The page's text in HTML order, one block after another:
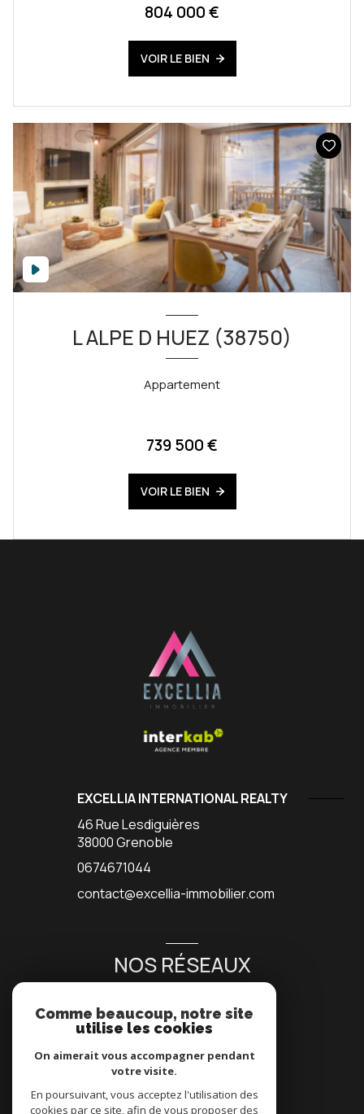
804 000 €
VOIR LE BIEN
L ALPE D HUEZ (38750)
Appartement
739 500 €
VOIR LE BIEN
EXCELLIA INTERNATIONAL REALTY
46 Rue Lesdiguières
38000Grenoble
0674671044
contact@excellia-immobilier.com
NOS RÉSEAUX
NOUS SUIVRE
Comme beaucoup, notre site
utilise les cookies
On aimerait vous accompagner pendant
votre visite.
En poursuivant, vous acceptez l'utilisation des
cookies par ce site, afin de vous proposer des